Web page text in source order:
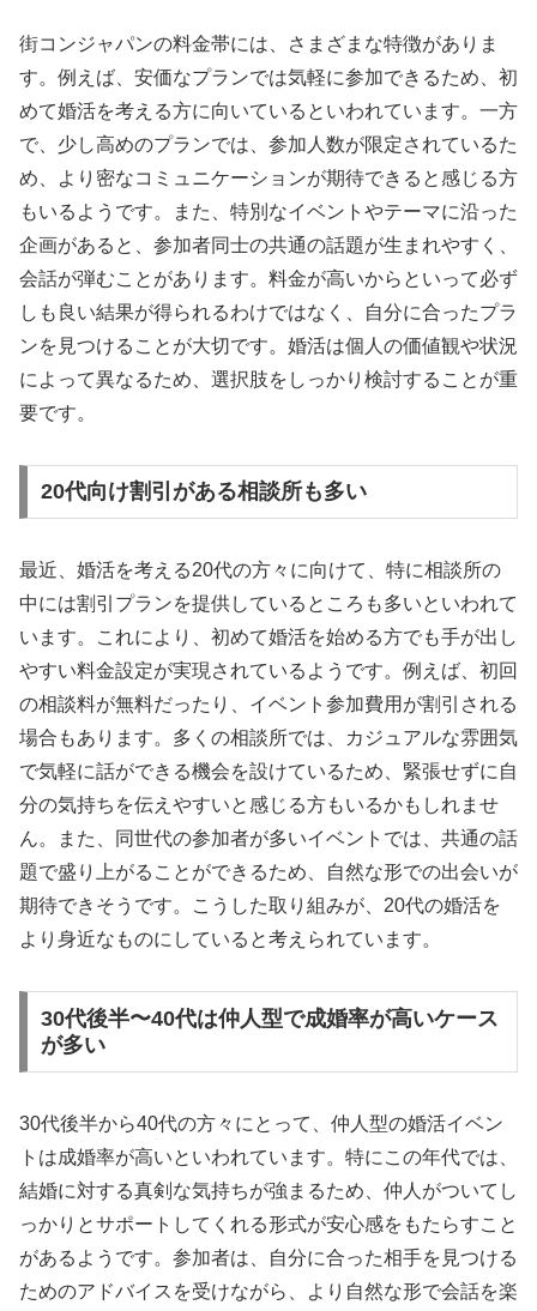
街コンジャパンの料金帯には、さまざまな特徴がありま
す。例えば、安価なプランでは気軽に参加できるため、初
めて婚活を考える方に向いているといわれています。一方
で、少し高めのプランでは、参加人数が限定されているた
め、より密なコミュニケーションが期待できると感じる方
もいるようです。また、特別なイベントやテーマに沿った
企画があると、参加者同士の共通の話題が生まれやすく、
会話が弾むことがあります。料金が高いからといって必ず
しも良い結果が得られるわけではなく、自分に合ったプラ
ンを見つけることが大切です。婚活は個人の価値観や状況
によって異なるため、選択肢をしっかり検討することが重
要です。
20代向け割引がある相談所も多い
最近、婚活を考える20代の方々に向けて、特に相談所の
中には割引プランを提供しているところも多いといわれて
います。これにより、初めて婚活を始める方でも手が出し
やすい料金設定が実現されているようです。例えば、初回
の相談料が無料だったり、イベント参加費用が割引される
場合もあります。多くの相談所では、カジュアルな雰囲気
で気軽に話ができる機会を設けているため、緊張せずに自
分の気持ちを伝えやすいと感じる方もいるかもしれませ
ん。また、同世代の参加者が多いイベントでは、共通の話
題で盛り上がることができるため、自然な形での出会いが
期待できそうです。こうした取り組みが、20代の婚活を
より身近なものにしていると考えられています。
30代後半〜40代は仲人型で成婚率が高いケース
が多い
30代後半から40代の方々にとって、仲人型の婚活イベン
トは成婚率が高いといわれています。特にこの年代では、
結婚に対する真剣な気持ちが強まるため、仲人がついてし
っかりとサポートしてくれる形式が安心感をもたらすこと
があるようです。参加者は、自分に合った相手を見つける
ためのアドバイスを受けながら、より自然な形で会話を楽